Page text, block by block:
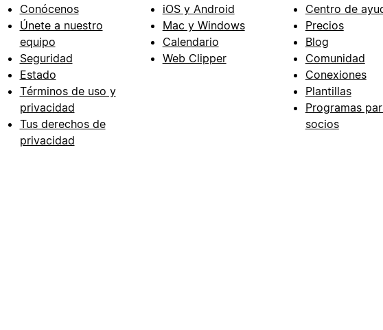
Conócenos
Únete a nuestro
equipo
Seguridad
Estado
Términos de uso y
privacidad
Tus derechos de
privacidad
iOS y Android
Mac y Windows
Calendario
Web Clipper
Centro de
Precios
Blog
Comunidad
Conexiones
Plantillas
Programas
socios